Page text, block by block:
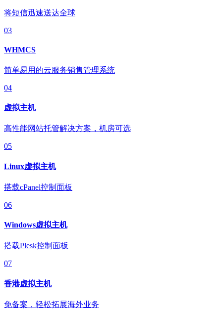
将短信迅速送达全球
03
WHMCS
简单易用的云服务销售管理系统
04
虚拟主机
高性能网站托管解决方案，机房可选
05
Linux虚拟主机
搭载cPanel控制面板
06
Windows虚拟主机
搭载Plesk控制面板
07
香港虚拟主机
免备案，轻松拓展海外业务